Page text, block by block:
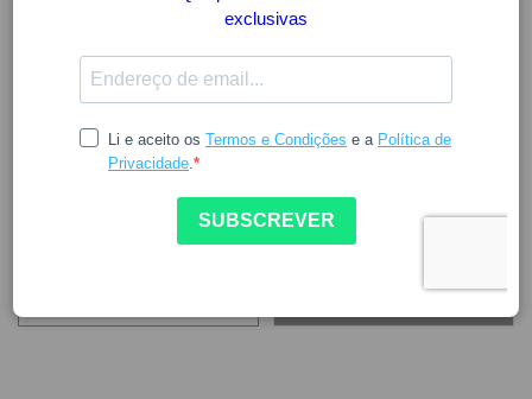
OMRON
A OMRON é uma empresa líder mundial em automação, que
industrial, sistemas sociais e saúde. Com presença em
ampla gama de produtos e serviços.